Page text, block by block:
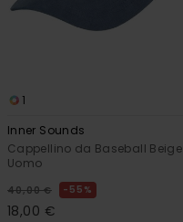
1
Inner Sounds
Cappellino da Baseball Beige
Uomo
40,00 € 55%
18,00 €